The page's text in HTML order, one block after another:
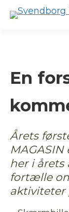
En
Årets
her i årets
fortælle
aktiviteter